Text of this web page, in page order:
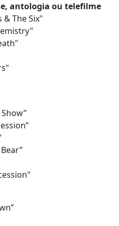
antologia ou telefilme
& The Six"